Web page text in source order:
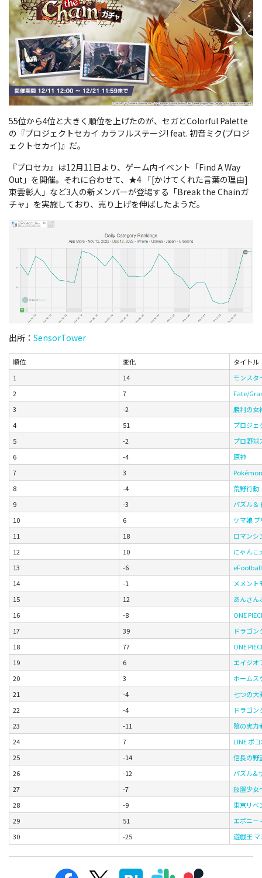
55位から4位と大きく順位を上げたのが、セガとColorful Palette
の『プロジェクトセカイ カラフルステージ! feat. 初音ミク(プロジ
ェクトセカイ)』だ。
『プロセカ』は12月11日より、ゲーム内イベント「Find A Way
Out」を開催。それに合わせて、★4 「[かけてくれた言葉の理由]
東雲彰人」など3人の新メンバーが登場する「Break the Chainガ
チャ」を実施しており、売り上げを伸ばしたようだ。
出所： SensorTower
順位 変化
タイトル
1
14
モンスタ
2
7
Fate/
3
-2
勝利の女
4
51
プロジェ
5
-2
プロ野球
6
-4
原神
7
3
8
-4
荒野行動
9
-3
パズル＆
10
6
ウマ娘
11
18
ロマンシ
12
10
にゃんこ
13
-6
14
-1
メメント
15
12
あんさん
16
-8
ONE
17
39
ドラゴン
18
77
ONE
19
6
エイジオ
20
3
ホームス
21
-4
七つの大
22
-4
ドラゴ
23
-11
陰の実力
24
7
LINE ポ
25
-14
信長の野
26
-12
パズル&
27
-7
放置少女
28
-9
東京リベ
29
51
エボニー
30
-25 遊戯王